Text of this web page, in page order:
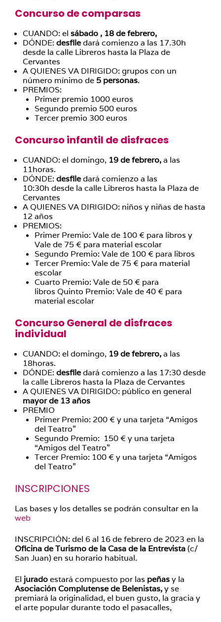
Concurso de comparsas
CUANDO: el sábado , 18 de febrero,
DÓNDE: desfiledará comienzo a las 17.30h
desde la calle Libreros hasta la Plaza de
Cervantes
A QUIENES VA DIRIGIDO: grupos con un
número mínimo de 5 personas.
PREMIOS:
Primer premio 1000 euros
Segundo premio 500 euros
Tercer premio 300 euros
Concurso infantil de disfraces
CUANDO: el domingo, 19 de febrero,a las
11horas.
DÓNDE: desfiledará comienzo a las
10:30h desde la calle Libreros hasta la Plaza de
Cervantes
A QUIENES VA DIRIGIDO: niños y niñas de hasta
12 años
PREMIOS:
Primer Premio: Vale de 100 € para libros y
Vale de 75 € para material escolar
Segundo Premio: Vale de 100 € para libros
Tercer Premio: Vale de 75 € para material
escolar
Cuarto Premio: Vale de 50 € para
libros Quinto Premio: Vale de 40 € para
material escolar
Concurso General de disfraces
individual
CUANDO: el domingo, 19 de febrero,a las
18horas.
DÓNDE: desfiledará comienzo a las 17:30 desde
la calle Libreros hasta la Plaza de Cervantes
A QUIENES VA DIRIGIDO: público en general
mayor de 13 años
PREMIO
Primer Premio: 200 € y una tarjeta “Amigos
del Teatro”
Segundo Premio: 150 € y una tarjeta
“Amigos del Teatro”
Tercer Premio: 100 € y una tarjeta “Amigos
del Teatro”
INSCRIPCIONES
Las bases y los detalles se podrán consultar en la
web
INSCRIPCIÓN: del 6 al 16 de febrero de 2023 en la
Oficina de Turismo de la Casa de la Entrevista(c/
San Juan) en su horario habitual.
El juradoestará compuesto por las peñasy la
Asociación Complutense de Belenistas,y se
premiará la originalidad, el buen gusto, la gracia y
el arte popular durante todo el pasacalles,